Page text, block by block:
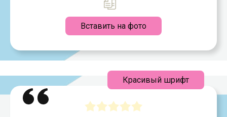
Вставить на фото
Красивый шрифт